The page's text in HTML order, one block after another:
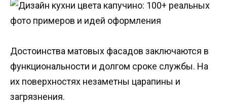
Достоинства матовых фасадов заключаются в
функциональности и долгом сроке службы. На
их поверхностях незаметны царапины и
загрязнения.